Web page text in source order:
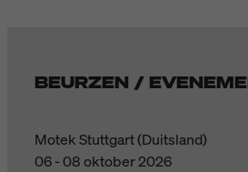
BEURZEN /
Motek Stuttgart (Duitsland)
06 - 08 oktober 2026